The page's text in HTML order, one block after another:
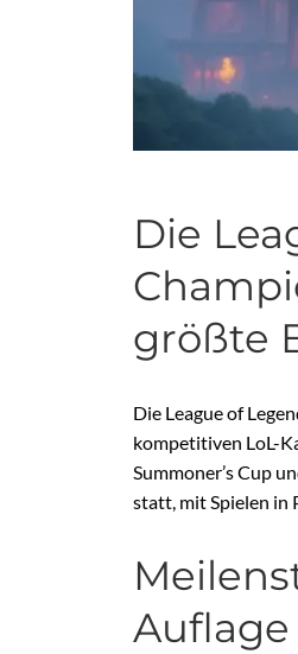
Die
größte
Die League of
kompetitiven LoL-
Summoner’s Cup
statt, mit Spielen in
Auflage